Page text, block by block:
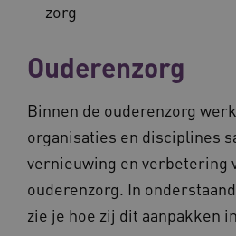
zorg
Ouderenzorg
Binnen de ouderenzorg
organisaties en disciplines
vernieuwing en verbetering
ouderenzorg. In
zie je hoe zij dit aanpakken